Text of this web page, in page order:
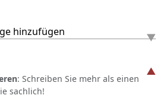
hinzufügen
: Schreiben Sie mehr als einen
sachlich!